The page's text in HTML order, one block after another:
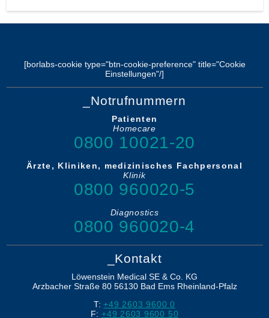
[borlabs-cookie type="btn-cookie-preference" title="Cookie
Einstellungen"/]
_Notrufnummern
Patienten
Homecare
0800 10021-20
Ärzte, Kliniken, medizinisches Fachpersonal
Klinik
0800 960020-5
Diagnostics
0800 960020-4
_Kontakt
Löwenstein Medical SE & Co. KG
Arzbacher Straße 80 56130 Bad Ems Rheinland-Pfalz
T: +49 2603 9600 0
F: +49 2603 9600 50